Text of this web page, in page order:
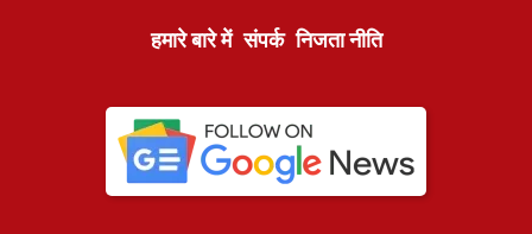
हमारे बारे में संपर्क निजता नीति